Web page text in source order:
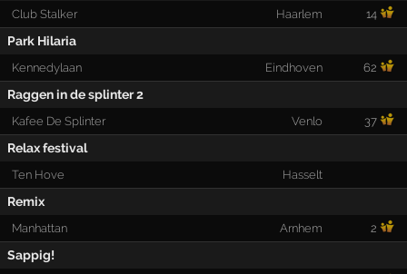
Club Stalker Haarlem 14
Park Hilaria
Kennedylaan Eindhoven 62
Raggen in de splinter 2
Kafee De Splinter Venlo 37
Relax festival
Ten Hove Hasselt
Remix
Manhattan Arnhem 2
Sappig!